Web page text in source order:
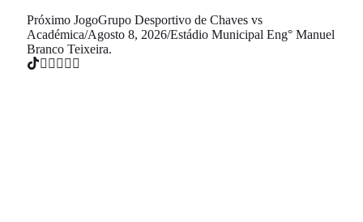
Próximo JogoGrupo Desportivo de Chaves vs
Académica/Agosto 8, 2026/Estádio Municipal Eng° Manuel
Branco Teixeira.